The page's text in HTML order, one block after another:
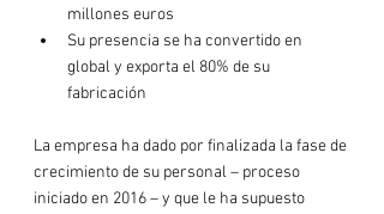
millones euros
Su presencia se ha convertido en
global y exporta el 80% de su
fabricación
La empresa ha dado por finalizada la fase de
crecimiento de su personal – proceso
iniciado en 2016 – y que le ha supuesto